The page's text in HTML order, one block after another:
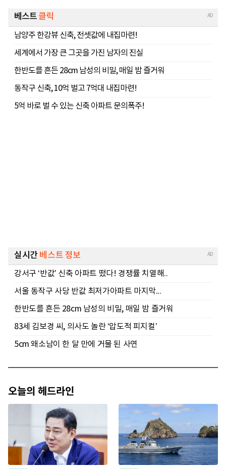
오늘의 헤드라인